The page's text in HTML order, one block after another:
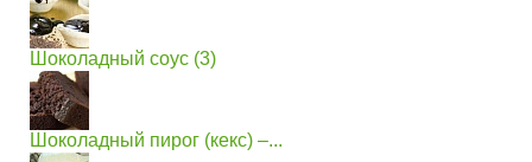
Шоколадный соус (3)
Шоколадный пирог (кекс) –...